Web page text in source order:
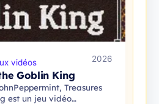
2026
vidéos
Goblin King
Treasures
est un jeu vidéo